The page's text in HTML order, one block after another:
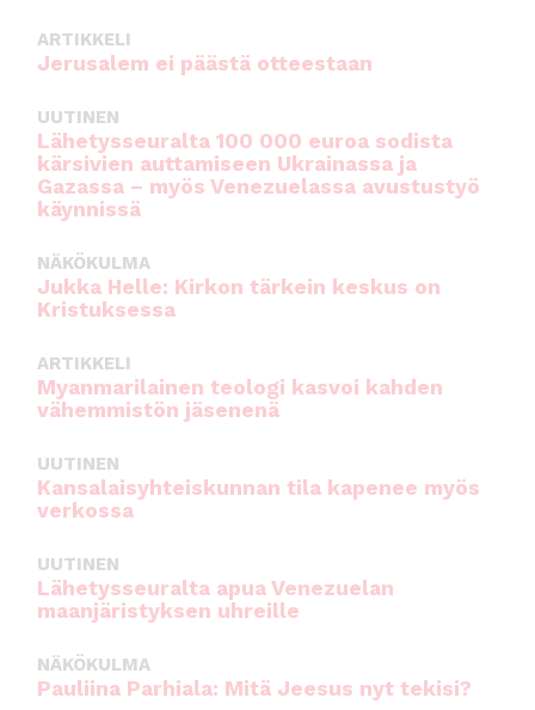
ARTIKKELI
Jerusalem ei päästä otteestaan
UUTINEN
Lähetysseuralta 100 000 euroa sodista
kärsivien auttamiseen Ukrainassa ja
Gazassa – myös Venezuelassa avustustyö
käynnissä
NÄKÖKULMA
Jukka Helle: Kirkon tärkein keskus on
Kristuksessa
ARTIKKELI
Myanmarilainen teologi kasvoi kahden
vähemmistön jäsenenä
UUTINEN
Kansalaisyhteiskunnan tila kapenee myös
verkossa
UUTINEN
Lähetysseuralta apua Venezuelan
maanjäristyksen uhreille
NÄKÖKULMA
Pauliina Parhiala: Mitä Jeesus nyt tekisi?